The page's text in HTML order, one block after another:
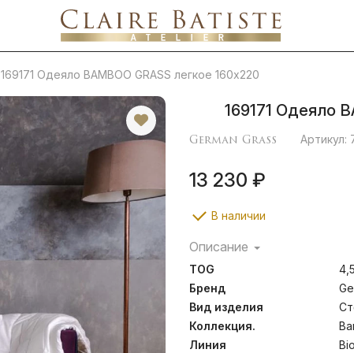
169171 Одеяло BAMBOO GRASS легкое 160х220
169171 Одеяло
German Grass Артикул:
13 230 ₽
В наличии
Описание
Бамбуковый
бактерицидными
воздействие.
Standard 100, который
веществ, опасных для
двух элементов на
подушки, что сделано для
TOG
4,5
Бренд
Вид изделия
Коллекция.
Линия